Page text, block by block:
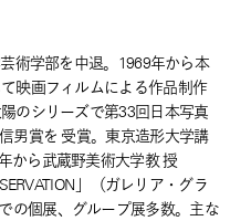
術学部を中退。1969年から本
映画フィルムによる作品制作
のシリーズで第33回日本写真
男賞を 受賞。東京造形大学講
から武蔵野美術大学教 授
」（ガレリア・グラ
の個展、グループ展多数。主な